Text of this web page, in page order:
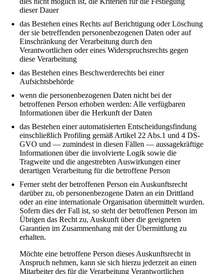
dieser Dauer
das Bestehen eines Rechts auf Berichtigung oder Löschung
der sie betreffenden personenbezogenen Daten oder auf
Einschränkung der Verarbeitung durch den
Verantwortlichen oder eines Widerspruchsrechts gegen
diese Verarbeitung
das Bestehen eines Beschwerderechts bei einer
Aufsichtsbehörde
wenn die personenbezogenen Daten nicht bei der
betroffenen Person erhoben werden: Alle verfügbaren
Informationen über die Herkunft der Daten
das Bestehen einer automatisierten Entscheidungsfindung
einschließlich Profiling gemäß Artikel 22 Abs.1 und 4 DS-
GVO und — zumindest in diesen Fällen — aussagekräftige
Informationen über die involvierte Logik sowie die
Tragweite und die angestrebten Auswirkungen einer
derartigen Verarbeitung für die betroffene Person
Ferner steht der betroffenen Person ein Auskunftsrecht
darüber zu, ob personenbezogene Daten an ein Drittland
oder an eine internationale Organisation übermittelt wurden.
Sofern dies der Fall ist, so steht der betroffenen Person im
Übrigen das Recht zu, Auskunft über die geeigneten
Garantien im Zusammenhang mit der Übermittlung zu
erhalten.
Möchte eine betroffene Person dieses Auskunftsrecht in
Anspruch nehmen, kann sie sich hierzu jederzeit an einen
Mitarbeiter des für die Verarbeitung Verantwortlichen